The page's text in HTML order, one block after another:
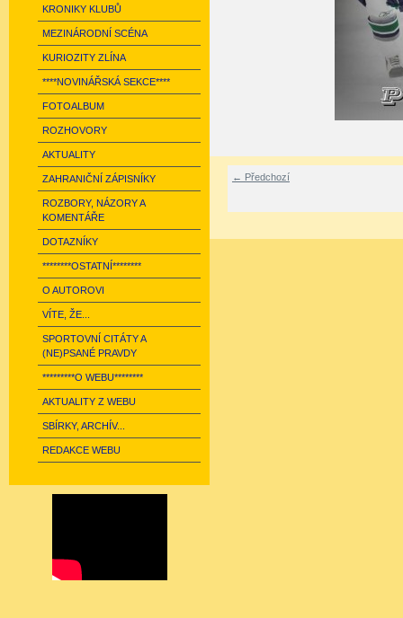
KRONIKY KLUBŮ
MEZINÁRODNÍ SCÉNA
KURIOZITY ZLÍNA
****NOVINÁŘSKÁ SEKCE****
FOTOALBUM
ROZHOVORY
AKTUALITY
ZAHRANIČNÍ ZÁPISNÍKY
ROZBORY, NÁZORY A
KOMENTÁŘE
DOTAZNÍKY
********OSTATNÍ********
O AUTOROVI
VÍTE, ŽE...
SPORTOVNÍ CITÁTY A
(NE)PSANÉ PRAVDY
*********O WEBU********
AKTUALITY Z WEBU
SBÍRKY, ARCHÍV...
REDAKCE WEBU
← Předchozí